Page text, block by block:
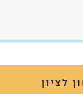
לציון